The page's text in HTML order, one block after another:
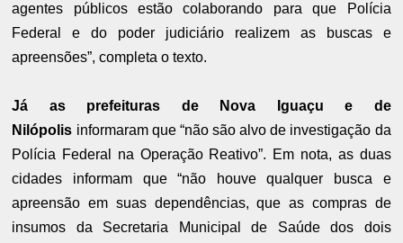
agentes públicos estão colaborando para que Polícia
Federal e do poder judiciário realizem as buscas e
apreensões”, completa o texto.
Já as prefeituras de Nova Iguaçu e de
Nilópolis informaram que “não são alvo de investigação da
Polícia Federal na Operação Reativo”. Em nota, as duas
cidades informam que “não houve qualquer busca e
apreensão em suas dependências, que as compras de
insumos da Secretaria Municipal de Saúde dos dois